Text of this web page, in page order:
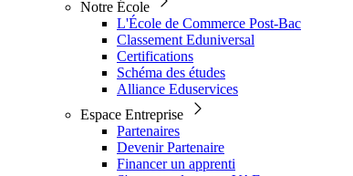
Notre École
L'École de Commerce Post-Bac
Classement Eduniversal
Certifications
Schéma des études
Alliance Eduservices
Espace Entreprise
Partenaires
Devenir Partenaire
Financer un apprenti